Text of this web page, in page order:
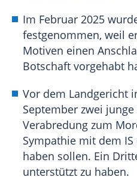
Im Februar 2025
festgenommen, weil
Motiven einen
Botschaft vorgehabt
Vor dem Landgericht
September zwei
Verabredung zum
Sympathie mit dem
haben sollen. Ein
unterstützt zu haben.